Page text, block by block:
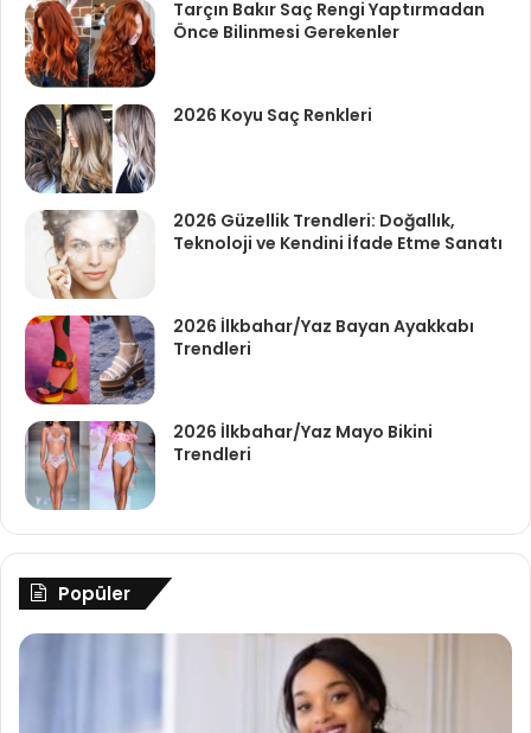
Tarçın Bakır Saç Rengi Yaptırmadan
Önce Bilinmesi Gerekenler
2026 Koyu Saç Renkleri
2026 Güzellik Trendleri: Doğallık,
Teknoloji ve Kendini İfade Etme Sanatı
2026 İlkbahar/Yaz Bayan Ayakkabı
Trendleri
2026 İlkbahar/Yaz Mayo Bikini
Trendleri
Popüler